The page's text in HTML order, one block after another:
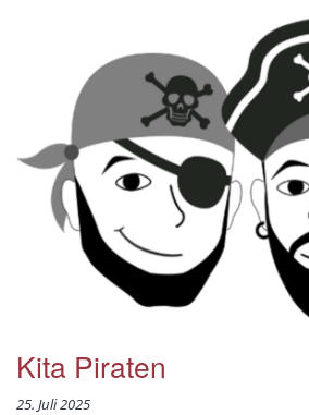
Kita Piraten
25. Juli 2025